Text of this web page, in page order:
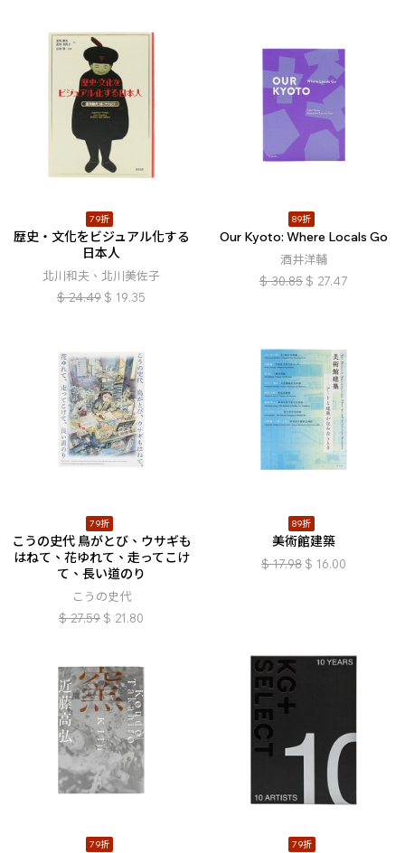
79折
歴史・文化をビジュアル化する
日本人
北川和夫、北川美佐子
$ 24.49 $ 19.35
89折
Our Kyoto: Where Locals Go
酒井洋輔
$ 30.85 $ 27.47
79折
こうの史代 鳥がとび、ウサギも
はねて、花ゆれて、走ってこけ
て、長い道のり
こうの史代
$ 27.59 $ 21.80
89折
美術館建築
$ 17.98 $ 16.00
79折 79折